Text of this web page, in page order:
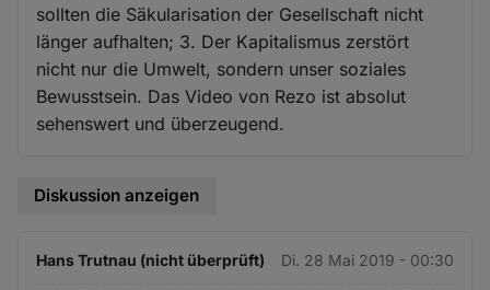
sollten die Säkularisation der Gesellschaft nicht
länger aufhalten; 3. Der Kapitalismus zerstört
nicht nur die Umwelt, sondern unser soziales
Bewusstsein. Das Video von Rezo ist absolut
sehenswert und überzeugend.
Diskussion anzeigen
Hans Trutnau (nicht überprüft) Di. 28 Mai 2019 - 00:30